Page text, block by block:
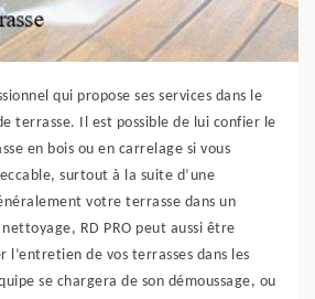
qui propose ses services dans le
terrasse. Il est possible de lui confier le
en bois ou en carrelage si vous
surtout à la suite d’une
votre terrasse dans un
RD PRO peut aussi être
l’entretien de vos terrasses dans les
se chargera de son démoussage, ou